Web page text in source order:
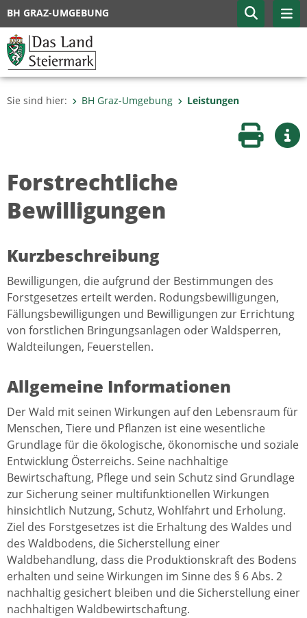
BH GRAZ-UMGEBUNG
Sie sind hier: BH Graz-Umgebung Leistungen
Seite
Forstrechtliche
Bewilligungen
Kurzbeschreibung
Bewilligungen, die aufgrund der Bestimmungen des
Forstgesetzes erteilt werden. Rodungsbewilligungen,
Fällungsbewilligungen und Bewilligungen zur Errichtung
von forstlichen Bringungsanlagen oder Waldsperren,
Waldteilungen, Feuerstellen.
Allgemeine Informationen
Der Wald mit seinen Wirkungen auf den Lebensraum für
Menschen, Tiere und Pflanzen ist eine wesentliche
Grundlage für die ökologische, ökonomische und soziale
Entwicklung Österreichs. Seine nachhaltige
Bewirtschaftung, Pflege und sein Schutz sind Grundlage
zur Sicherung seiner multifunktionellen Wirkungen
hinsichtlich Nutzung, Schutz, Wohlfahrt und Erholung.
Ziel des Forstgesetzes ist die Erhaltung des Waldes und
des Waldbodens, die Sicherstellung einer
Waldbehandlung, dass die Produktionskraft des Bodens
erhalten und seine Wirkungen im Sinne des § 6 Abs. 2
nachhaltig gesichert bleiben und die Sicherstellung einer
nachhaltigen Waldbewirtschaftung.